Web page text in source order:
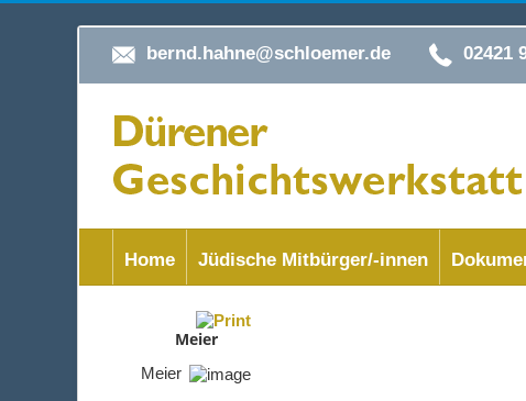
bernd.hahne@schloemer.de
Home Jüdische Mitbürger/-innen
Meier
Meier